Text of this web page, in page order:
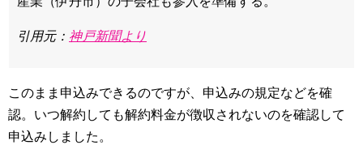
引用元： 神戸新聞より
このまま申込みできるのですが、申込みの規定などを確
認。いつ解約しても解約料金が徴収されないのを確認して
申込みしました。